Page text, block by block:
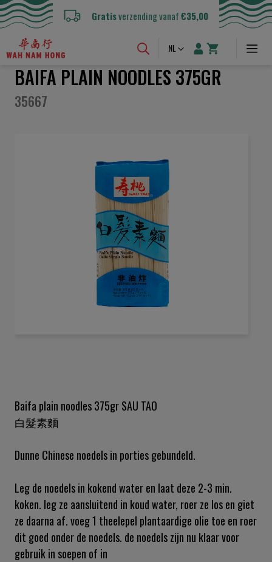
Gratisverzending vanaf€35,00
Taal
NL
BAIFA PLAIN NOODLES 375GR
35667
de
afbeeldingen-
gallerij
Baifa plain noodles 375gr SAU TAO
白髮素麵
Dunne Chinese noedels in porties gebundeld.
Leg de noedels in kokend water en laat deze 2-3 min.
koken. leg ze aansluitend in koud water, roer ze los en giet
ze daarna af. voeg 1 theelepel plantaardige olie toe en roer
dit goed onder de noedels. de noedels zijn nu klaar voor
gebruik in soepen of in